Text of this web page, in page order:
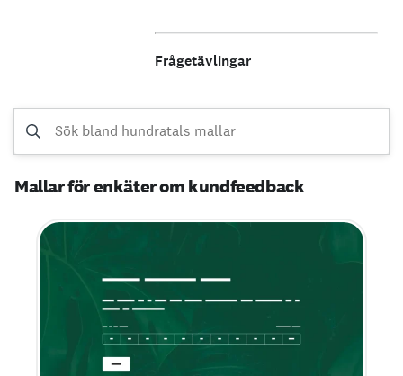
Frågetävlingar
Mallar för enkäter om kundfeedback